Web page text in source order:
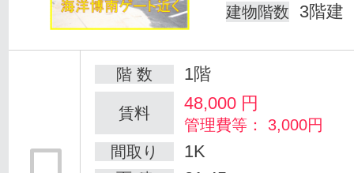
建物階数 3階建
階 数 1階
賃料 48,000 円
管理費等： 3,000円
間取り
1K